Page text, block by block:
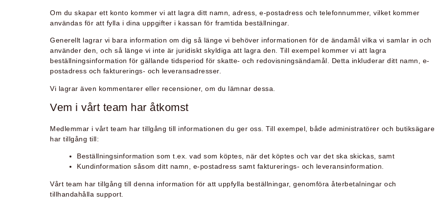
Om du skapar ett konto kommer vi att lagra ditt namn, adress, e-postadress och telefonnummer, vilket kommer
användas för att fylla i dina uppgifter i kassan för framtida beställningar.
Generellt lagrar vi bara information om dig så länge vi behöver informationen för de ändamål vilka vi samlar in och
använder den, och så länge vi inte är juridiskt skyldiga att lagra den. Till exempel kommer vi att lagra
beställningsinformation för gällande tidsperiod för skatte- och redovisningsändamål. Detta inkluderar ditt namn, e-
postadress och fakturerings- och leveransadresser.
Vi lagrar även kommentarer eller recensioner, om du lämnar dessa.
Vem i vårt team har åtkomst
Medlemmar i vårt team har tillgång till informationen du ger oss. Till exempel, både administratörer och butiksägare
har tillgång till:
Beställningsinformation som t.ex. vad som köptes, när det köptes och var det ska skickas, samt
Kundinformation såsom ditt namn, e-postadress samt fakturerings- och leveransinformation.
Vårt team har tillgång till denna information för att uppfylla beställningar, genomföra återbetalningar och
tillhandahålla support.